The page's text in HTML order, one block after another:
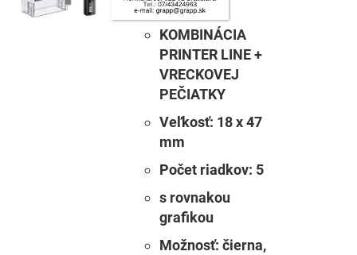
KOMBINÁCIA
PRINTER LINE +
VRECKOVEJ
PEČIATKY
Veľkosť: 18 x 47
mm
Počet riadkov: 5
s rovnakou
grafikou
Možnosť: čierna,